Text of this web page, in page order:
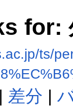
for:
ts/
| 差分 |